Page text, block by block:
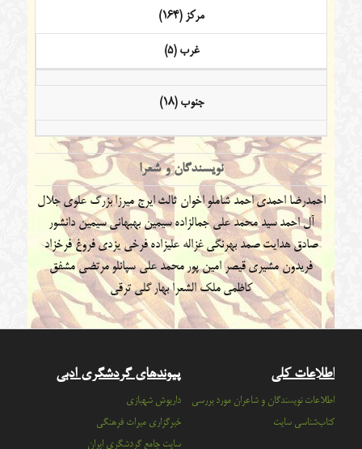
مرکز (164)
غرب (5)
جنوب (18)
نویسندگان و شعرا
احمدرضا احمدیاحمد شاملو اخوان ثالث ایرج میرزابزرگ علوی جلال
آل احمدسید محمد علی جمالزادهسیمین بهبهانیسیمین دانشور
صادق هدایتصمد بهرنگی غزاله علیزادهفرخی یزدیفروغ فرخزاد
فریدون مشیری قیصر امین پور محمد علی سپانلومرتضی مشفق
کاظمی ملک الشعرا بهار گلی ترقی
اطلاعات کلی
اطلاعات نویسندگان و شاعران مورد بررسی
کتاب‌شناسی سایت
پیوندهای گردشگری ادبی
داریوش شهبازی
خبرگزاری میراث فرهنگی
سايت جامع گردشگري ايران